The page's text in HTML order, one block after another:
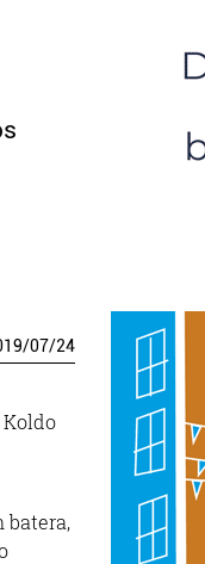
/07/24
batera,